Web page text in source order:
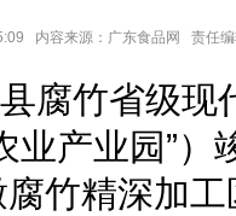
内容来源：广东食品网 责任
腐竹省级现
业产业园”
竹精深加